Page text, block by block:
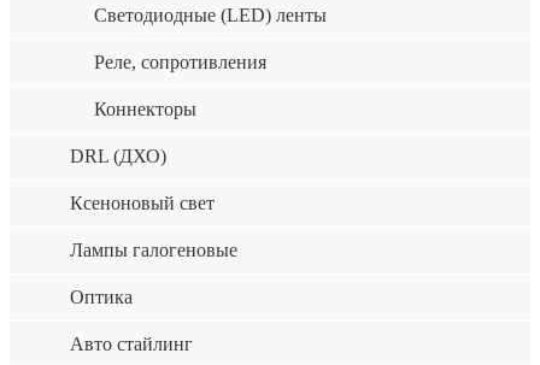
Светодиодные (LED) ленты
Реле, сопротивления
Коннекторы
DRL (ДХО)
Ксеноновый свет
Лампы галогеновые
Оптика
Авто стайлинг